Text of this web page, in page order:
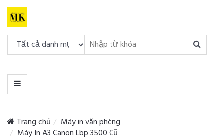
DANH
MỤC
MENU
Trang chủ
Máy in văn phòng
Máy In A3 Canon Lbp 3500 Cũ